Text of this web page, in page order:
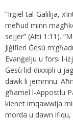
“Irġiel tal-Galilija,
meħud minn
sejjer” (Atti 1:11).
Jiġifieri Ġesù
Evanġelju u forsi l-
Ġesù lid-dixxipli u
dawk li jemmnu.
għamel l-Appostlu
kienet imqawwija
morda u dawn ifiqu,